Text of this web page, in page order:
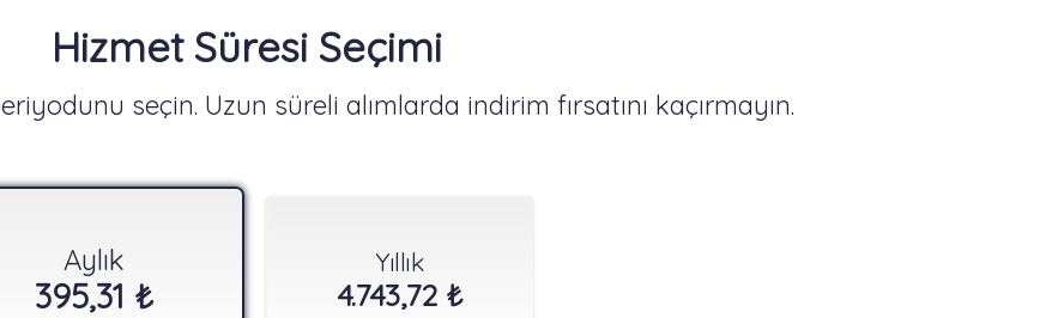
Hizmet Süresi Seçimi
seçin. Uzun süreli alımlarda indirim fırsatını kaçırmayın.
Aylık
395,31 ₺
Yıllık
4.743,72 ₺